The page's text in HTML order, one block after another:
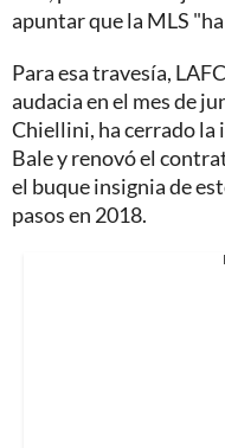
apuntar que la MLS
Para esa travesía,
audacia en el mes de
Chiellini, ha cerrado la
Bale y renovó el
el buque insignia de
pasos en 2018.